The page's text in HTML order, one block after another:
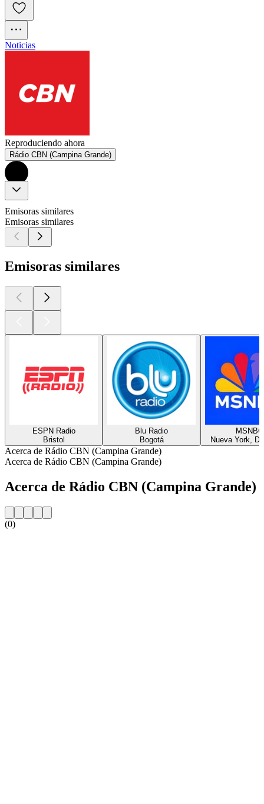
Noticias
Reproduciendo ahora
Rádio CBN (Campina Grande)
Emisoras similares
Emisoras similares
Emisoras similares
ESPN Radio
Bristol
Blu Radio
Bogotá
MSNBC
Nueva York,
Acerca de Rádio CBN (Campina Grande)
Acerca de Rádio CBN (Campina Grande)
Acerca de Rádio CBN (Campina Grande)
(0)